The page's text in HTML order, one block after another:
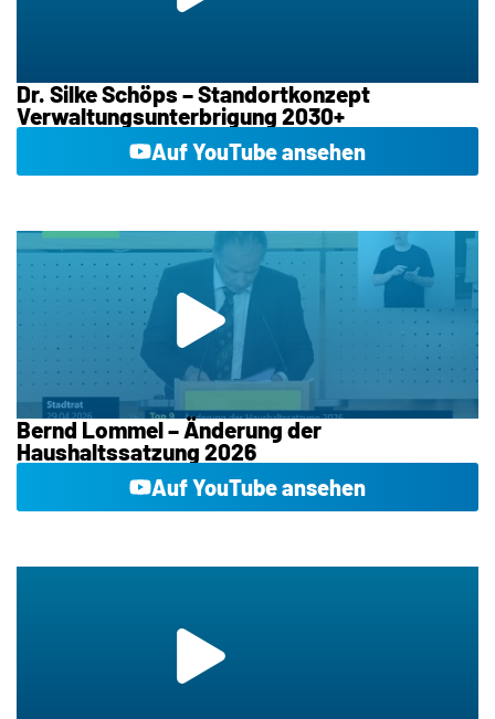
Dr. Silke Schöps – Standortkonzept
Verwaltungsunterbrigung 2030+
Auf YouTube ansehen
Bernd Lommel – Änderung der
Haushaltssatzung 2026
Auf YouTube ansehen